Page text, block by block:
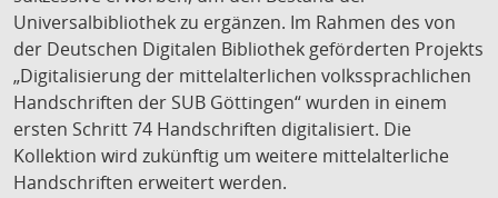
Universalbibliothek zu ergänzen. Im Rahmen des von
der Deutschen Digitalen Bibliothek geförderten Projekts
„Digitalisierung der mittelalterlichen volkssprachlichen
Handschriften der SUB Göttingen“ wurden in einem
ersten Schritt 74 Handschriften digitalisiert. Die
Kollektion wird zukünftig um weitere mittelalterliche
Handschriften erweitert werden.